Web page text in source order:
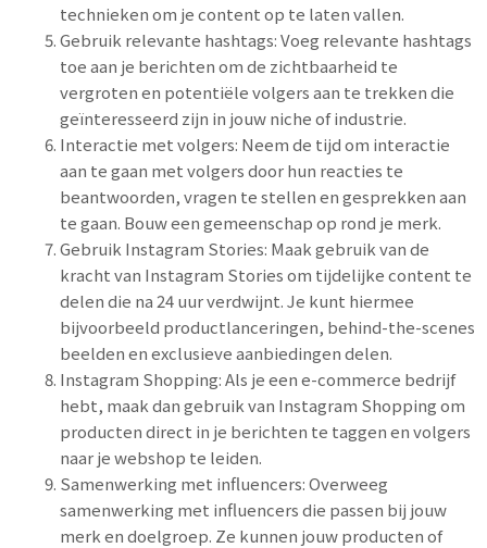
technieken om je content op te laten vallen.
Gebruik relevante hashtags: Voeg relevante hashtags
toe aan je berichten om de zichtbaarheid te
vergroten en potentiële volgers aan te trekken die
geïnteresseerd zijn in jouw niche of industrie.
Interactie met volgers: Neem de tijd om interactie
aan te gaan met volgers door hun reacties te
beantwoorden, vragen te stellen en gesprekken aan
te gaan. Bouw een gemeenschap op rond je merk.
Gebruik Instagram Stories: Maak gebruik van de
kracht van Instagram Stories om tijdelijke content te
delen die na 24 uur verdwijnt. Je kunt hiermee
bijvoorbeeld productlanceringen, behind-the-scenes
beelden en exclusieve aanbiedingen delen.
Instagram Shopping: Als je een e-commerce bedrijf
hebt, maak dan gebruik van Instagram Shopping om
producten direct in je berichten te taggen en volgers
naar je webshop te leiden.
Samenwerking met influencers: Overweeg
samenwerking met influencers die passen bij jouw
merk en doelgroep. Ze kunnen jouw producten of